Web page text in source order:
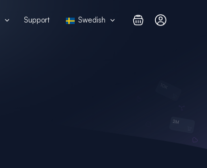
Support Swedish